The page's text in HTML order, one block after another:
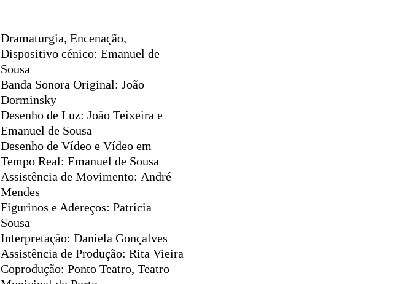
Ficha técnica
Dramaturgia, Encenação,
Dispositivo cénico: Emanuel de
Sousa
Banda Sonora Original: João
Dorminsky
Desenho de Luz: João Teixeira e
Emanuel de Sousa
Desenho de Vídeo e Vídeo em
Tempo Real: Emanuel de Sousa
Assistência de Movimento: André
Mendes
Figurinos e Adereços: Patrícia
Sousa
Interpretação: Daniela Gonçalves
Assistência de Produção: Rita Vieira
Coprodução: Ponto Teatro, Teatro